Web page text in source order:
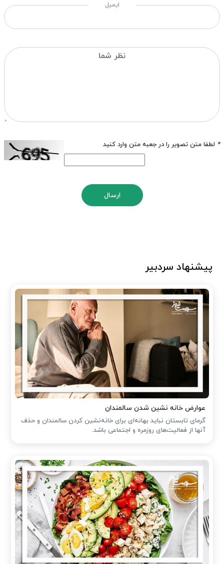
ایمیل
* لطفا متن تصویر را در جعبه متن وارد کنید
ارسال
پیشنهاد سردبیر
عوارض خانه نشین شدن سالمندان
گرمای تابستان نباید بهانه‌ای برای خانه‌نشین کردن سالمندان و حذف
آنها از فعالیت‌های روزمره و اجتماعی باشد.